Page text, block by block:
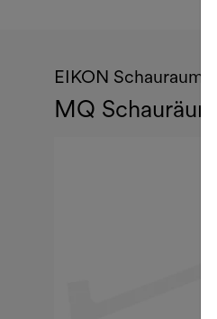
EIKON Schauraum
MQ Schauräume